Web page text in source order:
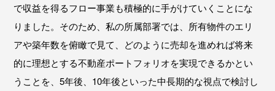
で収益を得るフロー事業も積極的に手がけていくことにな
りました。そのため、私の所属部署では、所有物件のエリ
アや築年数を俯瞰で見て、どのように売却を進めれば将来
的に理想とする不動産ポートフォリオを実現できるかとい
うことを、5年後、10年後といった中長期的な視点で検討し